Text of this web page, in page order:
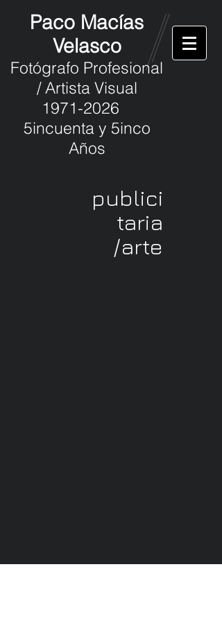
Paco Macías
Velasco
Fotógrafo Profesional
/ Artista Visual
1971-2026
5incuenta y 5inco
Años
publici
taria
/arte